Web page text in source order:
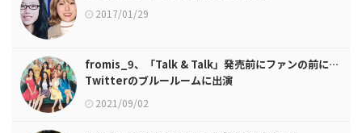
2017/01/29
fromis_9、「Talk & Talk」発売前にファンの前に…
Twitterのブルールームに出演
2021/09/02